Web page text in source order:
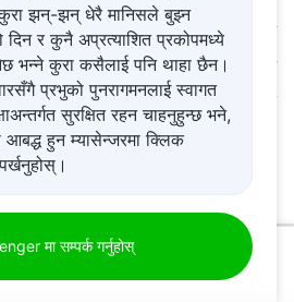
दाजुभाइ-दिदीबहिनीहरू र मण्डलीको
सक्छन्। त्यस्ता व्यक्तिहरू पत्ता
आड दिनु हुँदै
अति आवश्यक छ भनेर आह्वान गर्दै: पीडा
प्राप्त गर्न प्रभुको आगमनलाई
परिवारसँग यो आशिष प्राप्त गर्न
झन्-झन् धेरै मानिसले बुझ्न
र कुनै अप्रत्याशित प्रकोपमध्ये
भन्ने कुरा कसैलाई पनि थाहा छैन।
प्रभुको पुनरागमनलाई स्वागत
सुरक्षित रहन चाहनुहुन्छ भने,
आबद्ध हुन म्यासेन्जरमा क्लिक
मा सम्पर्क गर्नुहोस्
जिम्‍मेवारीहरू (२७)खण्ड एक